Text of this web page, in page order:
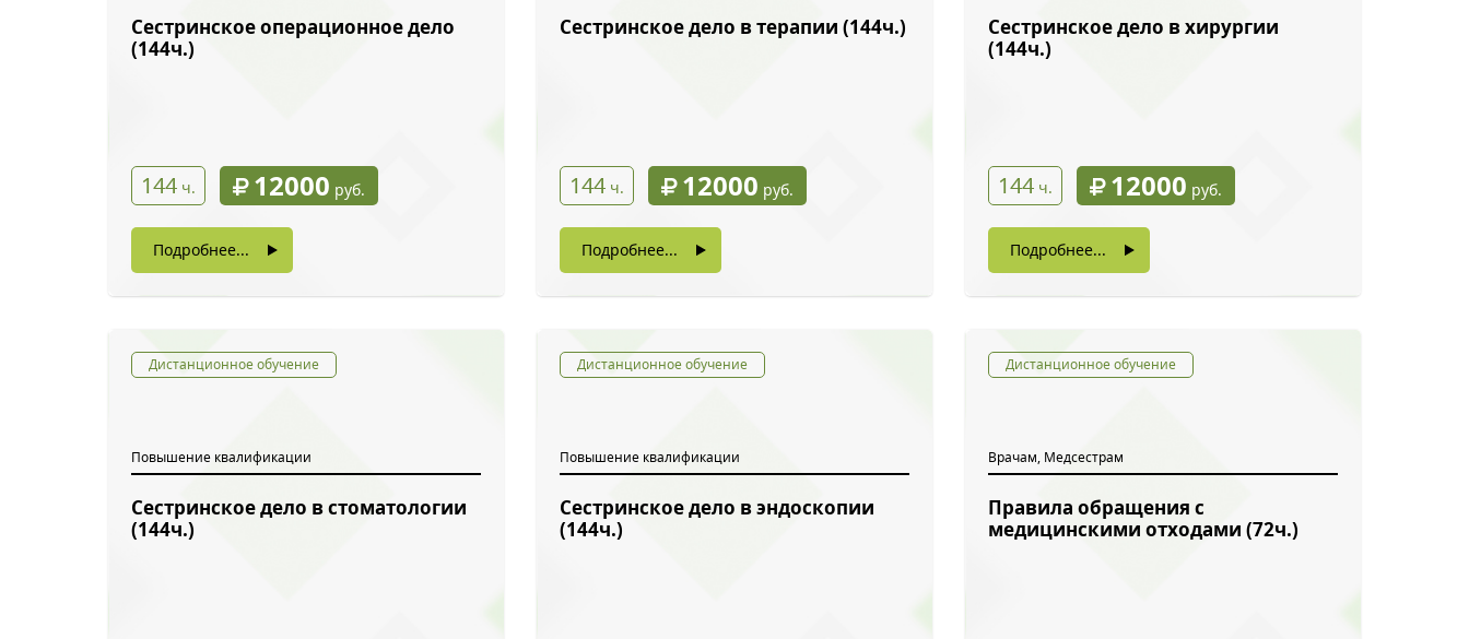
Сестринское операционное дело
(144ч.)
144 ч. 12000 руб.
Подробнее...
Сестринское дело в терапии (144ч.)
144 ч. 12000 руб.
Подробнее...
Сестринское дело в хирургии
(144ч.)
144 ч. 12000 руб.
Подробнее...
Дистанционное обучение
Повышение квалификации
Сестринское дело в стоматологии
(144ч.)
Дистанционное обучение
Повышение квалификации
Сестринское дело в эндоскопии
(144ч.)
Дистанционное обучение
Врачам, Медсестрам
Правила обращения с
медицинскими отходами (72ч.)
Обратный звонок